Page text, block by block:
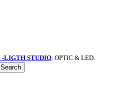
-LIGTH STUDIO. OPTIC & LED.
Search